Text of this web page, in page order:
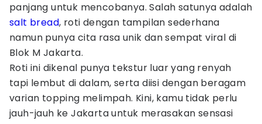
panjang untuk mencobanya. Salah satunya adalah
salt bread, roti dengan tampilan sederhana
namun punya cita rasa unik dan sempat viral di
Blok M Jakarta.
Roti ini dikenal punya tekstur luar yang renyah
tapi lembut di dalam, serta diisi dengan beragam
varian topping melimpah. Kini, kamu tidak perlu
jauh-jauh ke Jakarta untuk merasakan sensasi